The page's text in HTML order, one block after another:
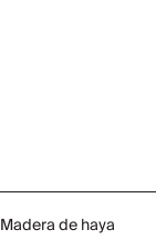
Madera de haya